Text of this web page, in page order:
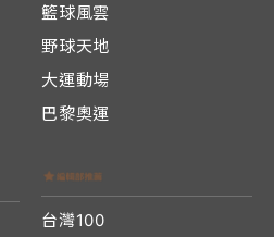
籃球風雲
野球天地
大運動場
巴黎奧運
台灣100